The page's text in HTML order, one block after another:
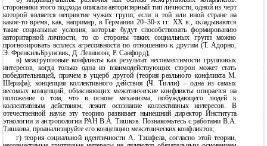
сторонники этого подхода описали авторитарный тип личности, одной из черт
которой является неприятие чужих групп; если в той или иной стране на
какое-то время, как, например, в Германии 20–30-х гг. ХХ в., складываются
такие социальные условия, которые будут способствовать формированию
авторитарной личности, то со стороны таких социальных групп можно
прогнозировать всплеск агрессивности по отношению к другим (Т. Адорно,
Э. ФренкильБрунсвик, Д. Левинсон, Р. Санфорд);
в) межгрупповые конфликты как результат несовместимости групповых
интересов, когда только одна из взаимодействующих сторон может стать
победительницей, причем в ущерб другой (теория реального конфликта М.
Шерифа); концепция коллективного действия (Ч. Тилли) – одна из самых
весомых концепций, объясняющих межэтнические конфликты опирается на
положение о том, что в основе механизма, побуждающего людей к
коллективным действиям, лежит осознание коллективных интересов. В
отечественной науке эту теорию развивает нынешний директор Института
этнологии и антропологии РАН В.А. Тишков. Познакомьтесь с работами В.А.
Тишкова, проанализируйте его концепцию межэтнических конфликтов;
г) теория социальной идентичности А. Тэшфела, согласно этой теории,